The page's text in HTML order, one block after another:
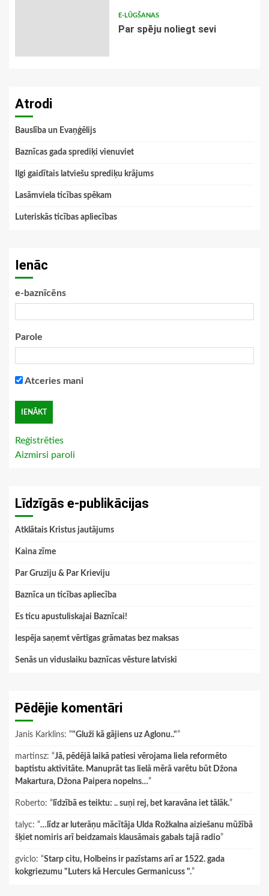
E-LŪGŠANAS
Par spēju noliegt sevi
Atrodi
Bauslība un Evaņģēlijs
Baznīcas gada sprediķi vienuviet
Ilgi gaidītais latviešu sprediķu krājums
Lasāmviela ticības spēkam
Luteriskās ticības apliecības
Ienāc
e-baznīcēns
Parole
Atceries mani
Reģistrēties
Aizmirsi paroli
Līdzīgās e-publikācijas
Atklātais Kristus jautājums
Kaina zīme
Par Gruziju & Par Krieviju
Baznīca un ticības apliecība
Es ticu apustuliskajai Baznīcai!
Iespēja saņemt vērtīgas grāmatas bez maksas
Senās un viduslaiku baznīcas vēsture latviski
Pēdējie komentāri
Janis Karklins: “"Gluži kā gājiens uz Aglonu.."”
martinsz: “Jā, pēdējā laikā patiesi vērojama liela reformēto
baptistu aktivitāte. Manuprāt tas lielā mērā varētu būt Džona
Makartura, Džona Paipera nopelns…”
Roberto: “ līdzībā es teiktu: .. suņi rej, bet karavāna iet tālāk.”
talyc: “…līdz ar luterāņu mācītāja Ulda Rožkalna aiziešanu mūžībā
šķiet nomiris arī beidzamais klausāmais gabals tajā radio”
gviclo: “Starp citu, Holbeins ir pazīstams arī ar 1522. gada
kokgriezumu "Luters kā Hercules Germanicuss ".”